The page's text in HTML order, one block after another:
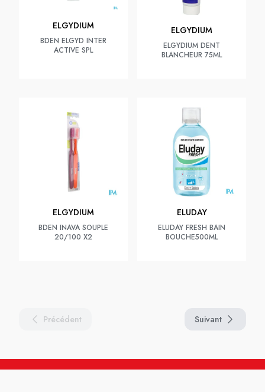
ELGYDIUM
BDEN ELGYD INTER
ACTIVE SPL
ELGYDIUM
ELGYDIUM DENT
BLANCHEUR 75ML
ELGYDIUM
BDEN INAVA SOUPLE
20/100 X2
ELUDAY
ELUDAY FRESH BAIN
BOUCHE500ML
Précédent Suivant